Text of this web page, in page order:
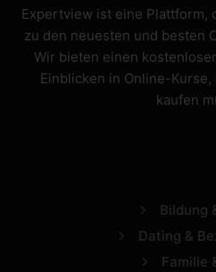
Expertview ist eine Plattform,
zu den neuesten und besten
Wir bieten einen
Einblicken in Online-
kaufen
Bildung
Dating &
Familie